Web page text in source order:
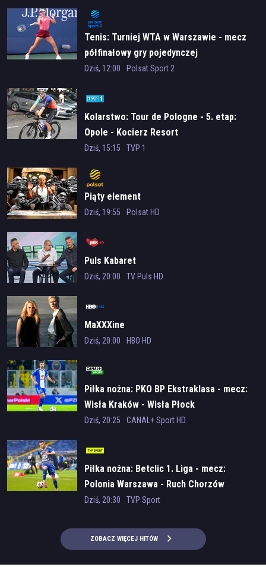
Czas trwania
25 min.
Tenis: Turniej WTA w Warszawie - mecz
półfinałowy gry pojedynczej
Dziś, 12:00 Polsat Sport 2
Kolarstwo: Tour de Pologne - 5. etap:
Opole - Kocierz Resort
Dziś, 15:15 TVP 1
Piąty element
Dziś, 19:55 Polsat HD
Puls Kabaret
Dziś, 20:00 TV Puls HD
MaXXXine
Dziś, 20:00 HBO HD
Piłka nożna: PKO BP Ekstraklasa - mecz:
Wisła Kraków - Wisła Płock
Dziś, 20:25 CANAL+ Sport HD
Piłka nożna: Betclic 1. Liga - mecz:
Polonia Warszawa - Ruch Chorzów
Dziś, 20:30 TVP Sport
ZOBACZ WIĘCEJ HITÓW